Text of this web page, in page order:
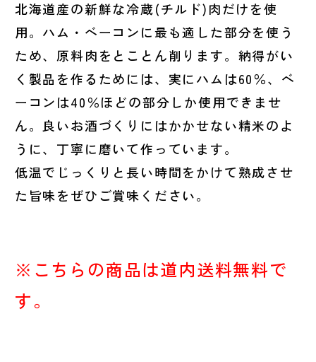
北海道産の新鮮な冷蔵(チルド)肉だけを使
用。ハム・ベーコンに最も適した部分を使う
ため、原料肉をとことん削ります。納得がい
く製品を作るためには、実にハムは60％、ベ
ーコンは40％ほどの部分しか使用できませ
ん。良いお酒づくりにはかかせない精米のよ
うに、丁寧に磨いて作っています。
低温でじっくりと長い時間をかけて熟成させ
た旨味をぜひご賞味ください。
※こちらの商品は道内送料無料で
す。